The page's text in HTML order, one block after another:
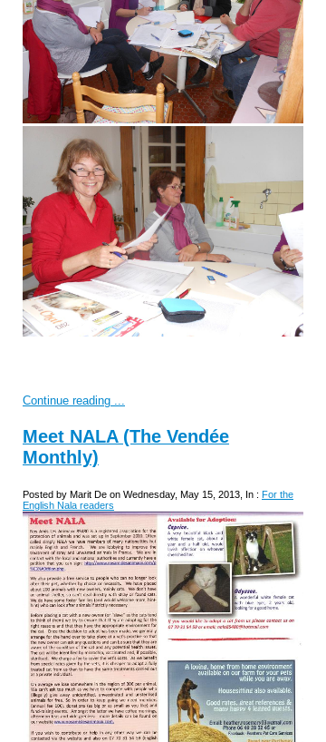
Continue reading ...
Meet NALA (The Vendée
Monthly)
Posted by Marit De on Wednesday, May 15, 2013, In : For the
English Nala readers